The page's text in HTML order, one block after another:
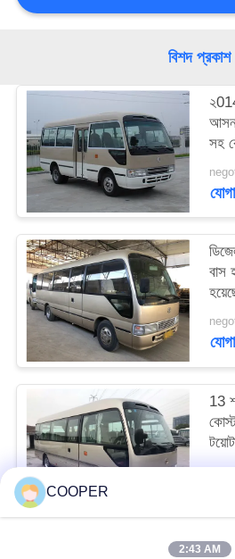
গোপনীয়তা
নীতি
বিশদ প্রকাশ
আসন
সহ
বাস
13
COOPER
2:43 AM